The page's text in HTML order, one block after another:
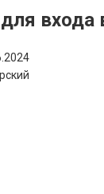
входа